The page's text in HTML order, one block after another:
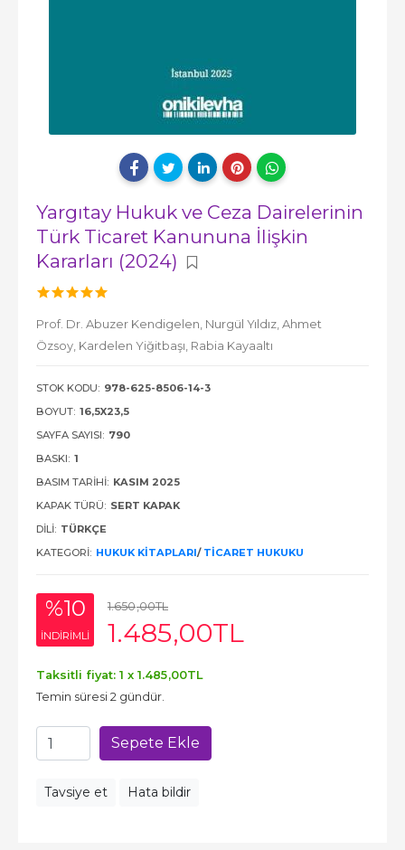
Yargıtay Hukuk ve Ceza Dairelerinin
Türk Ticaret Kanununa İlişkin
Kararları (2024)
Prof. Dr. Abuzer Kendigelen, Nurgül Yıldız, Ahmet
Özsoy, Kardelen Yiğitbaşı, Rabia Kayaaltı
STOK KODU: 978-625-8506-14-3
BOYUT: 16,5X23,5
SAYFA SAYISI: 790
BASKI: 1
BASIM TARIHI: KASIM 2025
KAPAK TÜRÜ: SERT KAPAK
DILI: TÜRKÇE
KATEGORI: HUKUK KITAPLARI/ TICARET HUKUKU
%10
INDIRIMLI
1.650,00TL
1.485,00TL
Taksitli fiyat: 1 x 1.485,00TL
Temin süresi 2 gündür.
Sepete Ekle
Tavsiye et Hata bildir